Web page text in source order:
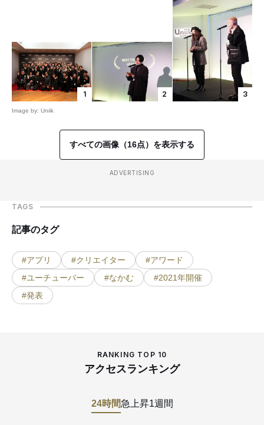
1
Image by: Uniik
2 3
すべての画像（16点）を表示する
ADVERTISING
TAGS
記事のタグ
#アプリ #クリエイター
#アワード
#ユーチューバー
#なかむ
#2021年開催
#発表
RANKING TOP 10
アクセスランキング
24時間急上昇1週間